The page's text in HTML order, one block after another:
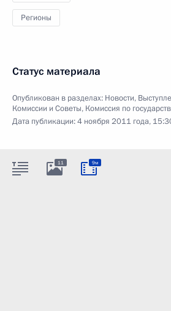
Регионы
Статус материала
Опубликован в разделах: Новости,
Комиссии и Советы, Комиссия по
Дата публикации:4 ноября 2011 года,
11 9м